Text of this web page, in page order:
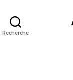
Recherche